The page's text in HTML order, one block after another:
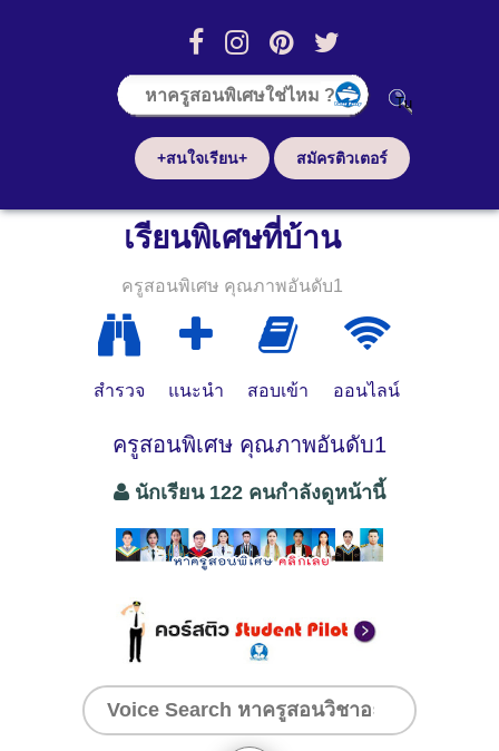
+สนใจเรียน+ สมัครติวเตอร์
เรียนพิเศษที่บ้าน
ครูสอนพิเศษ คุณภาพอันดับ1
สำรวจ แนะนำ สอบเข้า ออนไลน์
ครูสอนพิเศษ คุณภาพอันดับ1
นักเรียน 122 คนกำลังดูหน้านี้